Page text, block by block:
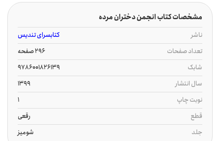
مشخصات کتاب انجمن دختران مرده
ناشر
کتابسرای تندیس
تعداد صفحات
296 صفحه
شابک
9786001826139
سال انتشار
1399
نوبت چاپ
1
قطع
رقعی
جلد
شومیز